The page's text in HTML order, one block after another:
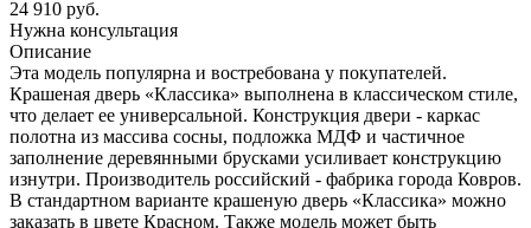
24 910 руб.
Нужна консультация
Описание
Эта модель популярна и востребована у покупателей.
Крашеная дверь «Классика» выполнена в классическом стиле,
что делает ее универсальной. Конструкция двери - каркас
полотна из массива сосны, подложка МДФ и частичное
заполнение деревянными брусками усиливает конструкцию
изнутри. Производитель российский - фабрика города Ковров.
В стандартном варианте крашеную дверь «Классика» можно
заказать в цвете Красном. Также модель может быть